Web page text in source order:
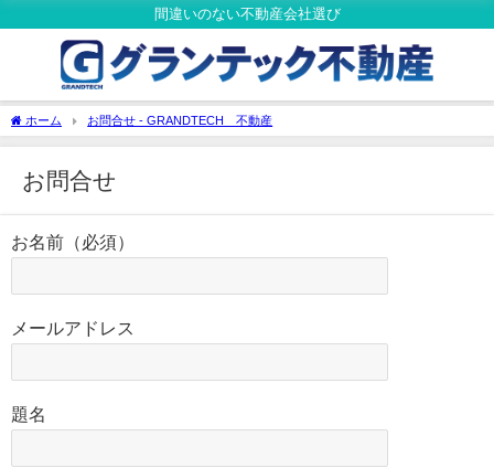
間違いのない不動産会社選び
ホーム お問合せ - GRANDTECH 不動産
お問合せ
お名前（必須）
メールアドレス
題名